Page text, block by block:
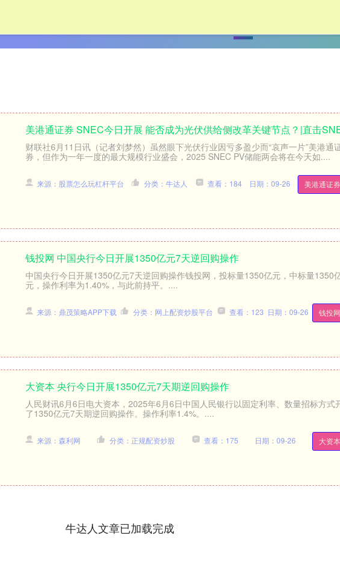
美港通证券 SNEC今日开展 能否成为光伏供给侧改革关键节点？|直击
财联社6月11日讯（记者刘梦然）虽然眼下光伏行业因亏多盈少而“哀声一片”美港通
券，但作为一年一度的最大规模行业盛会，2025 SNEC PV储能两会将在今天如....
美港通证券
来源：股票怎么玩杠杆平台 分类：牛达人 查看：184 日期：09-26
钱投网 中国央行今日开展1350亿元7天逆回购操作
中国央行今日开展1350亿元7天逆回购操作钱投网，投标量1350亿元，中标量1350
元，操作利率为1.40%，与此前持平。....
钱投网
来源：鼎茂策略APP下载 分类：网上配资炒股平台 查看：123 日期：09-26
大资本 央行今日开展1350亿元7天期逆回购操作
人民财讯6月6日电大资本，2025年6月6日中国人民银行以固定利率、数量招标方式
了1350亿元7天期逆回购操作。操作利率1.4%。....
大资本
来源：森利网 分类：正规配资炒股 查看：175 日期：09-26
牛达人文章已加载完成
14311.01 200.89 1.42% 沪深300 4694.44 43.13